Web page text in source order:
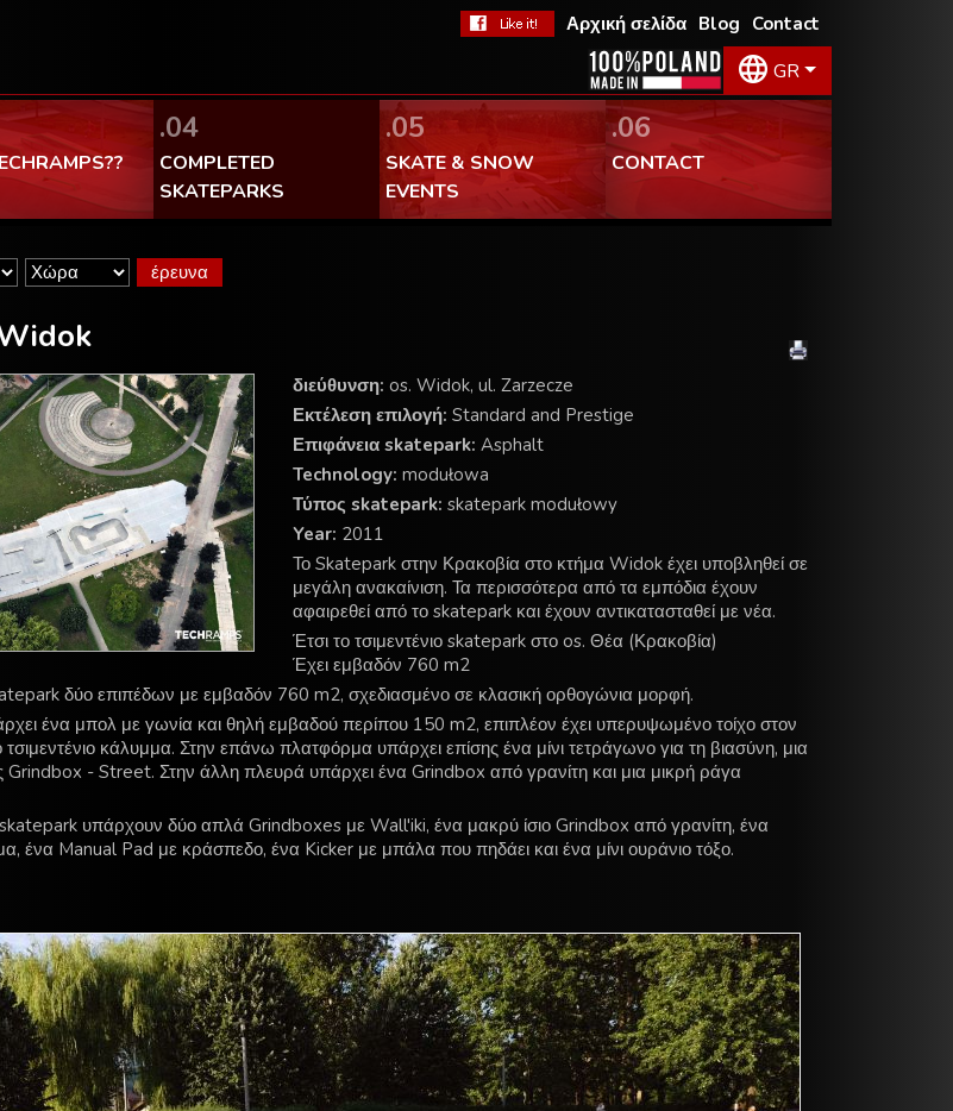
Contact
Blog
Αρχική σελίδα
GR
.04
COMPLETED
SKATEPARKS
.05
SKATE & SNOW
EVENTS
.06
CONTACT
διεύθυνση: os. Widok, ul. Zarzecze
Εκτέλεση επιλογή: Standard and Prestige
Επιφάνεια skatepark: Asphalt
Technology: modułowa
Τύπος skatepark: skatepark modułowy
Year: 2011
Το Skatepark στην Κρακοβία στο κτήμα Widok έχει υποβληθεί σε
μεγάλη ανακαίνιση. Τα περισσότερα από τα εμπόδια έχουν
αφαιρεθεί από το skatepark και έχουν αντικατασταθεί με νέα.
Έτσι το τσιμεντένιο skatepark στο os. Θέα (Κρακοβία)
Έχει εμβαδόν 760 m2
δύο επιπέδων με εμβαδόν 760 m2, σχεδιασμένο σε κλασική ορθογώνια μορφή.
ένα μπολ με γωνία και θηλή εμβαδού περίπου 150 m2, επιπλέον έχει υπερυψωμένο τοίχο στον
τσιμεντένιο κάλυμμα. Στην επάνω πλατφόρμα υπάρχει επίσης ένα μίνι τετράγωνο για τη βιασύνη, μια
- Street. Στην άλλη πλευρά υπάρχει ένα Grindbox από γρανίτη και μια μικρή ράγα
υπάρχουν δύο απλά Grindboxes με Wall'iki, ένα μακρύ ίσιο Grindbox από γρανίτη, ένα
ένα Manual Pad με κράσπεδο, ένα Kicker με μπάλα που πηδάει και ένα μίνι ουράνιο τόξο.